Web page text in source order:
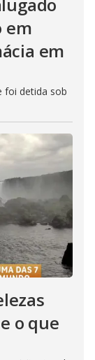
em
em
foi detida sob
o que